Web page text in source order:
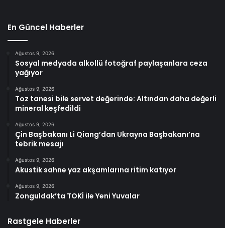
En Güncel Haberler
Ağustos 9, 2026
Sosyal medyada alkollü fotoğraf paylaşanlara ceza
yağıyor
Ağustos 9, 2026
Toz tanesi bile servet değerinde: Altından daha değerli
mineral keşfedildi
Ağustos 9, 2026
Çin Başbakanı Li Qiang’dan Ukrayna Başbakanı’na
tebrik mesajı
Ağustos 9, 2026
Akustik sahne yaz akşamlarına ritim katıyor
Ağustos 9, 2026
Zonguldak’ta TOKİ ile Yeni Yuvalar
Rastgele Haberler